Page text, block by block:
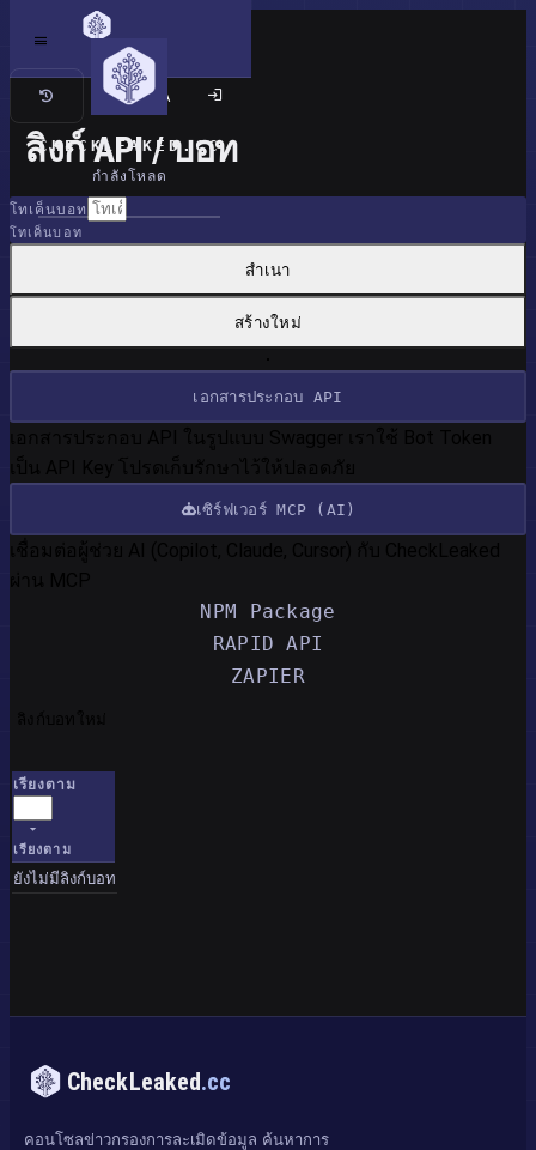
CHECKLEAKED.CC
กำลังโหลด
เว็บไซต์แบบคลาสสิก
ลิงก์ API / บอท
โทเค็นบอท
โทเค็นบอท
สำเนา
สร้างใหม่
เอกสารประกอบ API
เซิร์ฟเวอร์ MCP (AI)
NPM Package
RAPID API
ZAPIER
เรียงตาม
เรียงตาม
ยังไม่มีลิงก์บอท
CheckLeaked.cc
คอนโซลข่าวกรองการละเมิดข้อมูล ค้นหาการ